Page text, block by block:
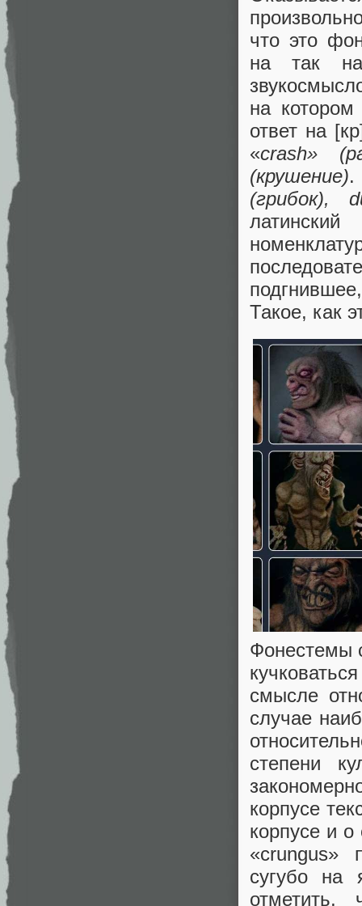
что это
на так
на котором
ответ на
«crash»
(крушение).
(грибок),
Такое, как
Фонестемы
смысле
случае
степени
корпусе
корпусе и
«crungus»
сугубо на